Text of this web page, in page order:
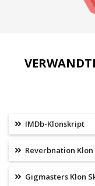
IMDb-Klonskript
Reverbnation
Gigmasters Klon